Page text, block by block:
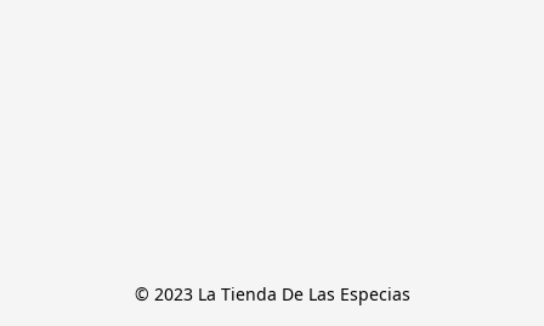
© 2023 La Tienda De Las Especias